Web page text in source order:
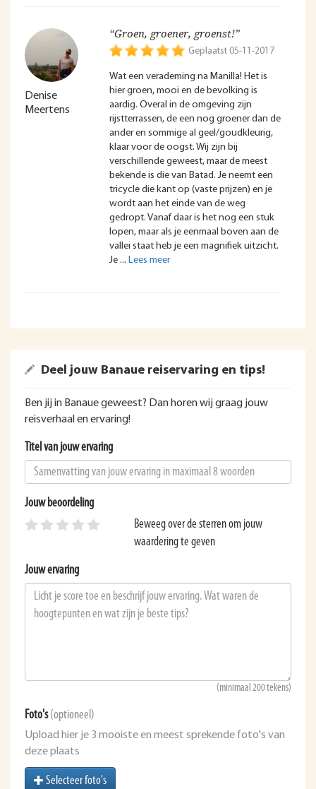
Denise
Meertens
“Groen, groener, groenst!”
Geplaatst 05-11-2017
Wat een verademing na Manilla! Het is
hier groen, mooi en de bevolking is
aardig. Overal in de omgeving zijn
rijstterrassen, de een nog groener dan de
ander en sommige al geel/goudkleurig,
klaar voor de oogst. Wij zijn bij
verschillende geweest, maar de meest
bekende is die van Batad. Je neemt een
tricycle die kant op (vaste prijzen) en je
wordt aan het einde van de weg
gedropt. Vanaf daar is het nog een stuk
lopen, maar als je eenmaal boven aan de
vallei staat heb je een magnifiek uitzicht.
Je
Deel jouw Banaue reiservaring en tips!
Ben jij in Banaue geweest? Dan horen wij graag jouw
reisverhaal en ervaring!
Titel van jouw ervaring
Jouw beoordeling
Beweeg over de sterren om jouw
waardering te geven
Jouw ervaring
(minimaal 200 tekens)
Foto's (optioneel)
Upload hier je 3 mooiste en meest sprekende foto's van
deze plaats
Selecteer foto's